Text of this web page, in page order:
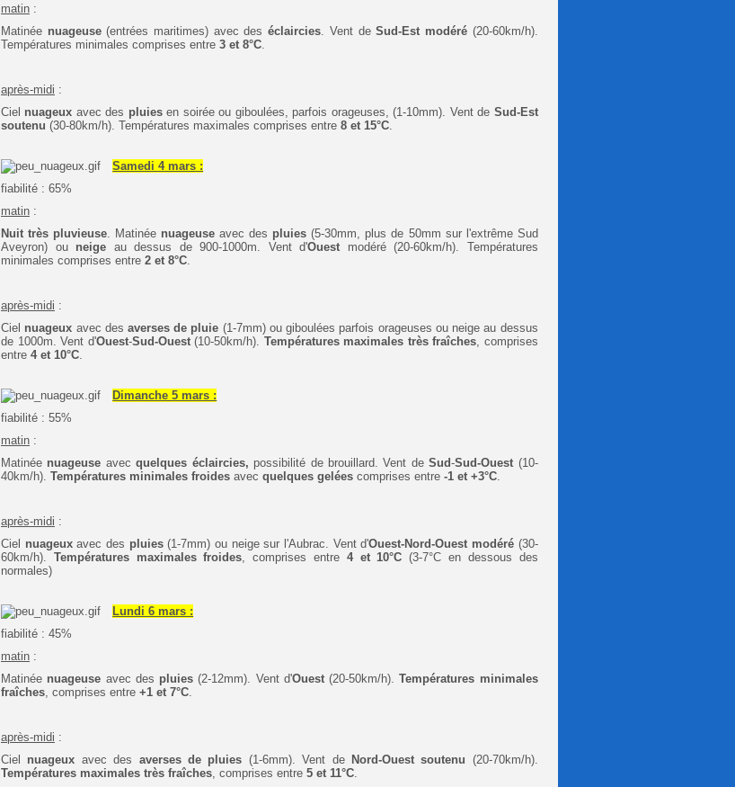
matin :
Matinée nuageuse(entrées maritimes) avec des éclaircies . Vent deSud-Est modéré (20-60km/h).
Températures minimales comprises entre 3 et 8°C
après-midi :
Ciel nuageux avec des pluiesen soirée ou giboulées, parfois orageuses, (1-10mm). Vent de Sud-Est
soutenu (30-80km/h). Températures maximales comprises entre 8 et 15°C
Samedi 4 mars :
fiabilité : 65%
matin :
Nuit très pluvieuse . Matinée nuageuseavec des pluies(5-30mm, plus de 50mm sur l'extrême Sud
Aveyron) ou neige au dessus de 900-1000m . Vent d'Ouest modéré (20-60km/h).
Températures
minimales comprises entre 2 et 8°C
après-midi :
Ciel nuageux avec des averses de pluie (1-7mm) ou giboulées parfois orageuses ou neige au dessus
de 1000m. Vent d'Ouest-Sud-Ouest(10-50km/h). Températures maximales très fraîches comprises
entre 4 et 10°C
Dimanche 5 mars :
fiabilité : 55%
matin :
Matinée nuageuse avecquelques éclaircies, possibilité de brouillard . Vent deSud-Sud-Ouest (10-
40km/h). Températures minimales froides avec quelques gelées comprises entre -1 et +3°C
après-midi :
Ciel nuageuxavec des pluies(1-7mm) ou neige sur l'Aubrac. Vent d'Ouest-Nord-Ouest modéré (30-
60km/h).
Températures maximales froides comprises entre 4 et 10°C (3-7°C en dessous des
normales)
Lundi 6 mars :
fiabilité : 45%
matin :
Matinée nuageuse avec des pluies (2-12mm). Vent d'Ouest(20-50km/h).
Températures minimales
fraîches comprises entre +1 et 7°C
après-midi :
Ciel nuageux avec des averses de pluies (1-6mm). Vent de Nord-Ouest soutenu (20-70km/h).
Températures maximales très fraîches comprises entre 5 et 11°C